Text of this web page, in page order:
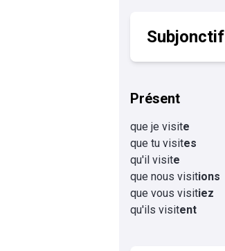
Subjonctif
Présent
que je visite
que tu visites
qu'il visite
que nous visitions
que vous visitiez
qu'ils visitent